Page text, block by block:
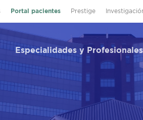
Portal pacientes Prestige
Especialidades y Profesionales